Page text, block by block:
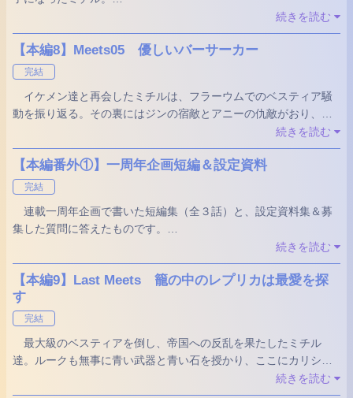
ティアに襲われた。そのどさくさでミチルはまたもくしゃみをし
気がついたらまた寝室で、何か始まっている！？
そこにいたのは華麗なる塩顔系美形オジサマ！
武道大会で出現したベスティアをジンとともに倒したのだが、
この事件の背後にはジンの宿敵・鐘馗会の影が！
一味を追ったジンとミチルは、懐かしい三人のイケメン達と再
会を果たす…！
新キャラ？の攻め希望ショタが大暴れ！
3バカイケメンはジンと和解できるのか…？
続きを読む
【本編8】Meets05 優しいバーサーカー
完結
イケメン達と再会したミチルは、フラーウムでのベスティア騒
動を振り返る。その裏にはジンの宿敵とアニーの仇敵がおり、さ
情報を集めるべく、四人のイケメン達と再び旅に出たミチルだ
ったが、またもくしゃみにより転移してしまった。砂漠のオアシ
スに……
そこでミチルが出会ったのは、ベスティアそっくりの狼のよう
な犬のような、黒い獣。だが、その正体はエキゾチック・イケメ
続きを読む
【本編番外①】一周年企画短編＆設定資料
完結
連載一周年企画で書いた短編集（全３話）と、設定資料集＆募
集した質問に答えたものです。
読むタイミングは、「Meets05 優しいバーサーカー」までを
読んでからがいいかなーと思います♡
続きを読む
【本編9】Last Meets 籠の中のレプリカは最愛を探
す
完結
最大級のベスティアを倒し、帝国への反乱を果たしたミチル
達。ルークも無事に青い武器と青い石を授かり、ここにカリシム
続きを読む